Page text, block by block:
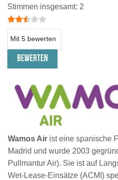
Bewertung:2.5/5
Stimmen insgesamt: 2
Bitte bewerten
Wamos Air ist eine spanische
Madrid und wurde 2003
Pullmantur Air). Sie ist auf
Wet-Lease-Einsätze (ACMI)